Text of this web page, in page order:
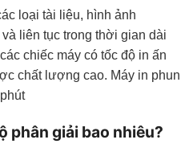
loại tài liệu, hình ảnh
liên tục trong thời gian dài
chiếc máy có tốc độ in ấn
chất lượng cao. Máy in phun
phân giải bao nhiêu?